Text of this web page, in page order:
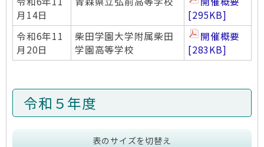
月14日
[295KB]
令和6年11
月20日
柴田学園大学附属柴田
学園高等学校
開催概要
[283KB]
令和５年度
表のサイズを切替え